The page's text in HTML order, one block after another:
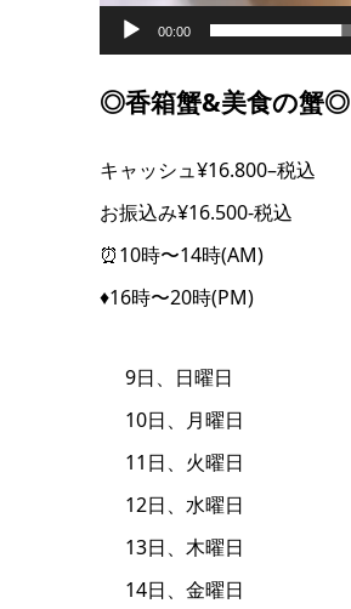
00:00
◎香箱蟹&美食の蟹◎
キャッシュ¥16.800–税込
お振込み¥16.500-税込
⏰10時〜14時(AM)
♦️16時〜20時(PM)
9日、日曜日
10日、月曜日
11日、火曜日
12日、水曜日
13日、木曜日
14日、金曜日